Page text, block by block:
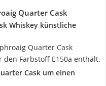
Quarter Cask
Whiskey künstliche
Quarter Cask
den Farbstoff E150a enthält.
Cask um einen